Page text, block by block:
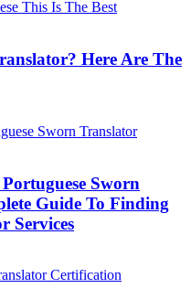
Here Are The
Sworn
Guide To Finding
Services